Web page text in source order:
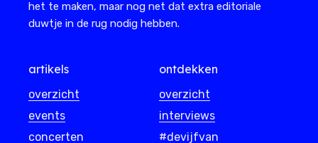
het te maken, maar nog net dat extra editoriale
duwtje in de rug nodig hebben.
artikels
overzicht
events
concerten
ontdekken
overzicht
interviews
#devijfvan